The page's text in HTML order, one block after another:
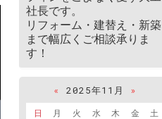
社長です。
リフォーム・建替え・新築
まで幅広くご相談承りま
す！
« 2025年11月
»
日
月 火 水 木 金
土